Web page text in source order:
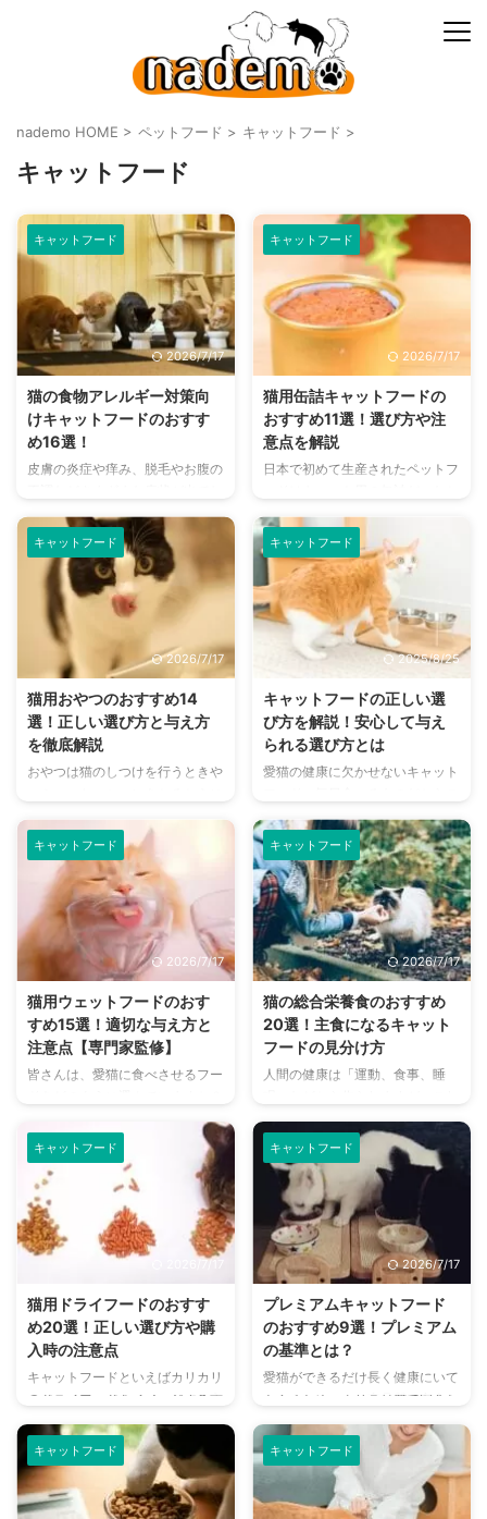
nademo HOME > ペットフード > キャットフード >
キャットフード
キャットフード
2026/7/17
猫の食物アレルギー対策向
けキャットフードのおすす
め16選！
皮膚の炎症や痒み、脱毛やお腹の
まう愛猫のアレルギー。原因はダ
ニやカビ・花粉など多岐にわたり
ますが、口にするものが原因とな
る食物アレルギーも多いと言われ
ています。 そんな心配なアレル
ギーのための対策は、キャットフ
ードでも行うことが可能です。た
だし症状がひどい場合や、アレル
必要になります。 この記事で
は、アレルギー対策におすすめの
キャットフードを厳選してご紹
介。上手な選び方や食べない時の
な愛猫の健康を毎日のフードから
も守 ...
キャットフード
2026/7/17
猫用缶詰キャットフードの
おすすめ11選！選び方や注
意点を解説
日本で初めて生産されたペットフ
か。ツナ缶で有名なメーカーが、
アメリカへの輸出用として1958
年に製造したものでした。 国内
用としては1969年に最初の缶詰
タイプのキャットフードが販売さ
れ、長年、日本で猫のごはんとし
て愛用されてきた猫缶。 現在、
一般的になっているドライフード
猫のごはんとしての印象も強いの
が缶詰です。 そんな猫用缶詰の
メリットや選び方、愛猫に与える
ときの注意点などについても解説
用缶詰は、水分量が75％ ...
キャットフード
2026/7/17
猫用おやつのおすすめ14
選！正しい選び方と与え方
を徹底解説
おやつは猫のしつけを行うときや
美味しそうにおやつを食べている
姿や、おねだりしてくるのはとて
も可愛いものですよね。しかし、
猫は美味しいものには目がない一
方で、好き嫌いが多い動物でもあ
ります。 こちらの記事ではおす
すめの猫用おやつを多数ご紹介。
安量についてもお話しています。
ぜひ愛猫のお気に入りのおやつを
探してみてくださいね。 この記
事の結論 原則として猫に対して
においては総合栄養食と水で十分
...
キャットフード
2025/8/25
キャットフードの正しい選
び方を解説！安心して与え
られる選び方とは
愛猫の健康に欠かせないキャット
そ安全・安心かつ、愛猫が喜んで
くれるフードを選びたいですよ
ね。 キャットフードにもさまざ
まな種類があり、違いが分からな
かったり、どれを買えばよいのか
迷ってしまう飼い主さんも多いの
ではないでしょうか。 今回は、
キャットフードにまつわる基礎知
識や、正しい選び方をご紹介しま
す。 どんなキャットフードが存
在するのか、キャットフードの目
的ごとの正しい選び方はとても重
要ですよ。 この記事の結論 主食
に、一般食やおやつもキャットフ
ー ...
キャットフード
2026/7/17
猫用ウェットフードのおす
すめ15選！適切な与え方と
注意点【専門家監修】
皆さんは、愛猫に食べさせるフー
各メーカーからさまざまなタイプ
のフードが販売されており、一重
に「キャットフード」といっても
その種類はさまざまです。 そこ
で本記事では、その中でもウェッ
トフードに焦点を当て、おすすめ
のフードをご紹介します。 選び
ぜひ参考にしてみてくださいね。
この記事の結論 ウェットフード
とは水分含有量が約75％程度
の、水分をたっぷり含んだペット
フードのこと ウェットフードは
香りが豊かなため嗜好性が高く ...
キャットフード
2026/7/17
猫の総合栄養食のおすすめ
20選！主食になるキャット
フードの見分け方
人間の健康は「運動、食事、睡
は猫の場合にも同様。愛猫の健康
のためには、健康的な食事が欠か
せません。 とはいっても、全て
のキャットフードが同じものとい
うわけではなく、日常的に食べて
もらいたい食事と、そうではない
食事が存在します。 そのひとつ
が総合栄養食というもの。総合栄
養食とは、水とこれだけで猫の健
康を維持できるフードのこと指し
ます。 どういうシーンで食べ、
どういう食べ方になるのか。本記
事では猫用総合栄養食について詳
しくご紹介します。ぜひ参考にし
てみてくださいね。 この記事の
結 ...
キャットフード
2026/7/17
猫用ドライフードのおすす
め20選！正しい選び方や購
入時の注意点
キャットフードといえばカリカリ
のドライフードをイメージする方
も多いのではないでしょうか。
市販店舗でも子猫用やシニア猫
用、国産や外国産などたくさんの
種類が販売されており、どれを選
べばよいのか迷うこともあると思
キャットフード
2026/7/17
プレミアムキャットフード
のおすすめ9選！プレミアム
の基準とは？
愛猫ができるだけ長く健康にいて
もらうため、より高品質で安全な
キャットフードを検討している飼
い主さんも多いかと思います。
そんな飼い主さんにおすすめなの
が、プレミアムキャットフードで
す。 プレミアムキャットフード
キャットフード キャットフード